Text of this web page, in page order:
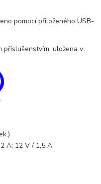
pomocí přiloženého USB-
příslušenstvím, uložena v
A; 12 V / 1,5 A